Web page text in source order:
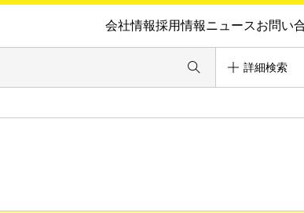
会社情報採用情報ニュースお問い
詳細検索